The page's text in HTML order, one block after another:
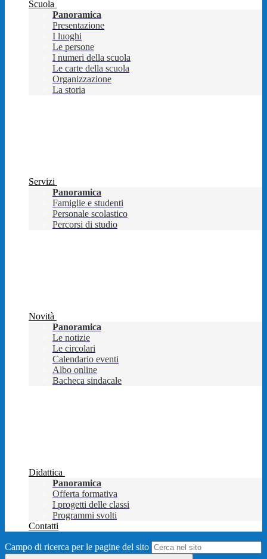
Scuola
Panoramica
Presentazione
I luoghi
Le persone
I numeri della scuola
Le carte della scuola
Organizzazione
La storia
Servizi
Panoramica
Famiglie e studenti
Personale scolastico
Percorsi di studio
Novità
Panoramica
Le notizie
Le circolari
Calendario eventi
Albo online
Bacheca sindacale
Didattica
Panoramica
Offerta formativa
I progetti delle classi
Programmi svolti
Contatti
Campo di ricerca per le pagine del sito